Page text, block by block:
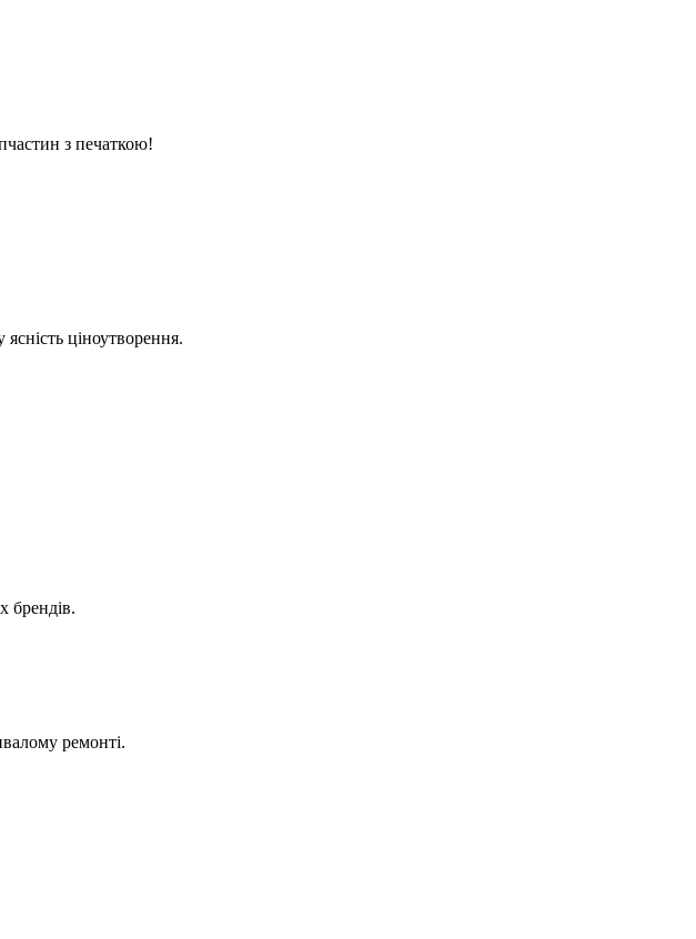
з печаткою!
ціноутворення.
брендів.
ремонті.